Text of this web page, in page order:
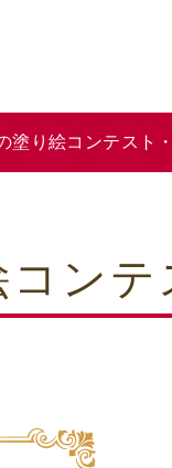
塗り絵コンテスト
ン